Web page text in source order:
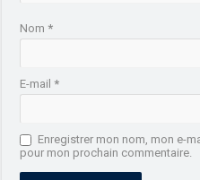
Nom*
E-mail*
Enregistrer mon nom, mon e-
pour mon prochain commentaire.